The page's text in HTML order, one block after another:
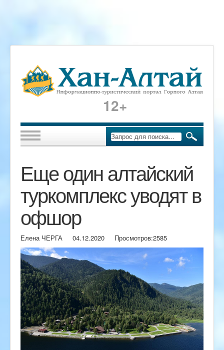
12+
Еще один алтайский
туркомплекс уводят в
офшор
Елена ЧЕРГА 04.12.2020 Просмотров:2585